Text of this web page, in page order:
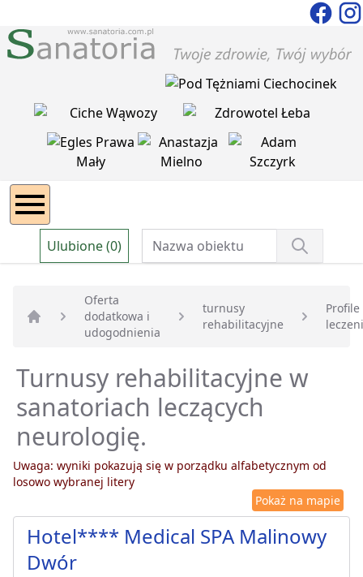
Ulubione (0)
Strona główna
Oferta
dodatkowa i
udogodnienia
turnusy
rehabilitacyjne
Profile
Turnusy rehabilitacyjne w
sanatoriach leczących
neurologię.
Uwaga: wyniki pokazują się w porządku alfabetycznym od
losowo wybranej litery
Pokaż na mapie
Hotel**** Medical SPA Malinowy
Dwór